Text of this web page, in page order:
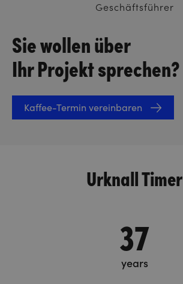
Sie wollen über
Ihr Projekt sprechen?
Kaffee-Termin vereinbaren
Geschäftsführer
Urknall Timer
37
years